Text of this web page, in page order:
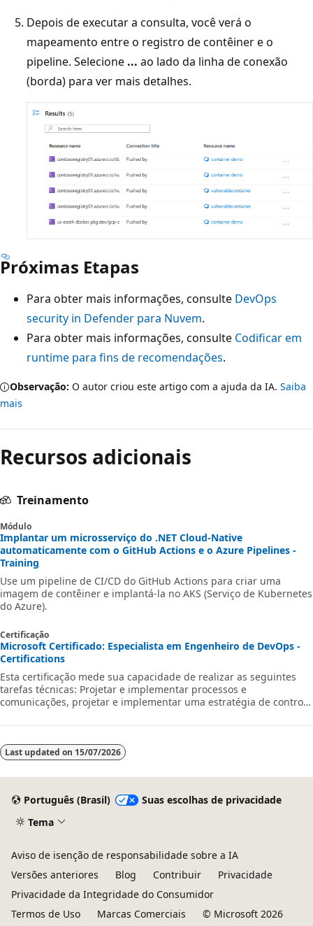
Depois de executar a consulta, você verá o
mapeamento entre o registro de contêiner e o
pipeline. Selecione ... ao lado da linha de conexão
(borda) para ver mais detalhes.
Próximas Etapas
Para obter mais informações, consulte DevOps
security in Defender para Nuvem.
Para obter mais informações, consulte Codificar em
runtime para fins de recomendações.
Observação: O autor criou este artigo com a ajuda da IA. Saiba
mais
Recursos adicionais
Treinamento
Módulo
Implantar um microsserviço do .NET Cloud-Native
automaticamente com o GitHub Actions e o Azure Pipelines -
Training
Use um pipeline de CI/CD do GitHub Actions para criar uma
imagem de contêiner e implantá-la no AKS (Serviço de Kubernetes
do Azure).
Certificação
Microsoft Certificado: Especialista em Engenheiro de DevOps -
Certifications
Esta certificação mede sua capacidade de realizar as seguintes
tarefas técnicas: Projetar e implementar processos e
comunicações, projetar e implementar uma estratégia de controle
liberação, desenvolver um plano de segurança e conformidade e
Last updated on 15/07/2026
Português (Brasil)
Suas escolhas de privacidade
Tema
Aviso de isenção de responsabilidade sobre a IA
Versões anteriores
Blog Contribuir
Privacidade
Privacidade da Integridade do Consumidor
Termos de Uso
Marcas Comerciais © Microsoft 2026